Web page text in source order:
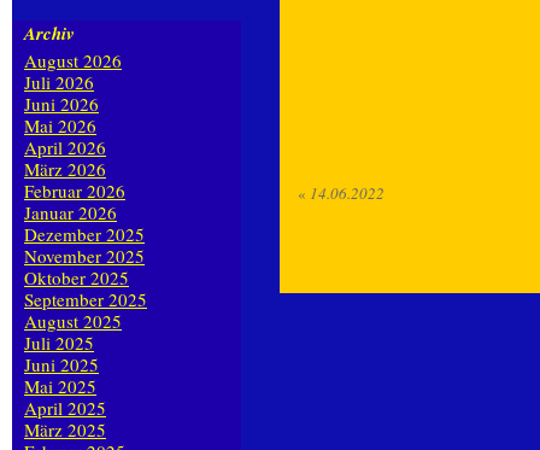
« 14.06.2022
Archiv
August 2026
Juli 2026
Juni 2026
Mai 2026
April 2026
März 2026
Februar 2026
Januar 2026
Dezember 2025
November 2025
Oktober 2025
September 2025
August 2025
Juli 2025
Juni 2025
Mai 2025
April 2025
März 2025